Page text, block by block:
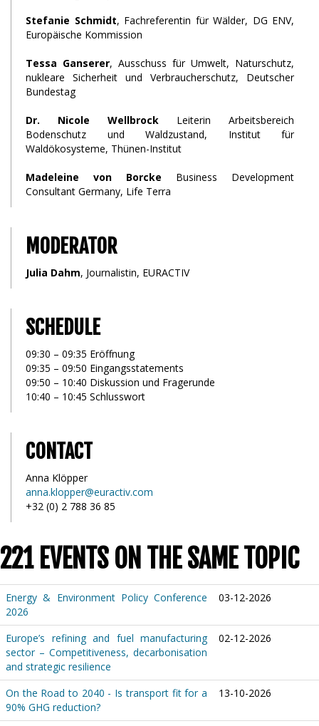
Stefanie Schmidt, Fachreferentin für Wälder, DG ENV,
Europäische Kommission
Tessa Ganserer, Ausschuss für Umwelt, Naturschutz,
nukleare Sicherheit und Verbraucherschutz, Deutscher
Bundestag
Dr. Nicole Wellbrock Leiterin Arbeitsbereich
Bodenschutz und Waldzustand, Institut für
Waldökosysteme, Thünen-Institut
Madeleine von Borcke Business Development
Consultant Germany, Life Terra
MODERATOR
Julia Dahm, Journalistin, EURACTIV
SCHEDULE
09:30 – 09:35 Eröffnung
09:35 – 09:50 Eingangsstatements
09:50 – 10:40 Diskussion und Fragerunde
10:40 – 10:45 Schlusswort
CONTACT
Anna Klöpper
anna.klopper@euractiv.com
+32 (0) 2 788 36 85
221 EVENTS ON THE SAME TOPIC
Energy & Environment Policy Conference
2026
03-12-2026
Europe’s refining and fuel manufacturing
sector – Competitiveness, decarbonisation
and strategic resilience
02-12-2026
On the Road to 2040 - Is transport fit for a
90% GHG reduction?
13-10-2026